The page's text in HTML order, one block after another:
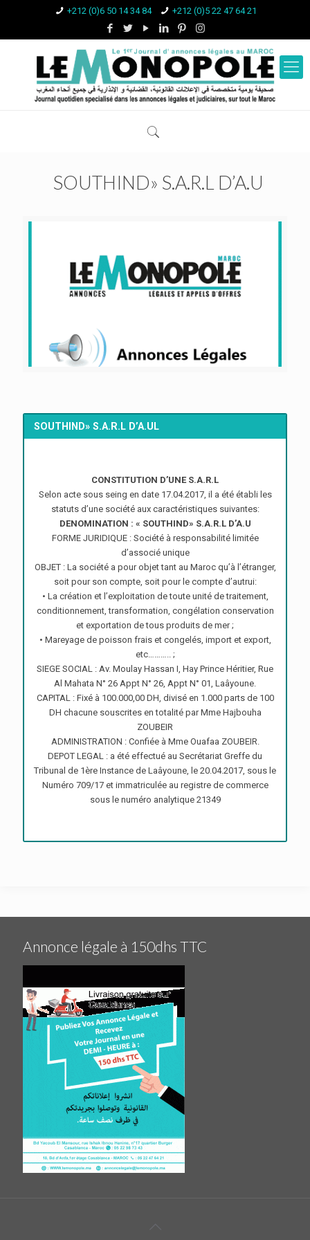
+212 (0)6 50 14 34 84 +212 (0)5 22 47 64 21
SOUTHIND» S.A.R.L D’A.U
SOUTHIND» S.A.R.L D’A.UL
CONSTITUTION D’UNE S.A.R.L
Selon acte sous seing en date 17.04.2017, il a été établi les
statuts d’une société aux caractéristiques suivantes:
DENOMINATION : « SOUTHIND» S.A.R.L D’A.U
FORME JURIDIQUE : Société à responsabilité limitée
d’associé unique
OBJET : La société a pour objet tant au Maroc qu’à l’étranger,
soit pour son compte, soit pour le compte d’autrui:
• La création et l’exploitation de toute unité de traitement,
conditionnement, transformation, congélation conservation
et exportation de tous produits de mer ;
• Mareyage de poisson frais et congelés, import et export,
etc……….. ;
SIEGE SOCIAL : Av. Moulay Hassan I, Hay Prince Héritier, Rue
Al Mahata N° 26 Appt N° 26, Appt N° 01, Laâyoune.
CAPITAL : Fixé à 100.000,00 DH, divisé en 1.000 parts de 100
DH chacune souscrites en totalité par Mme Hajbouha
ZOUBEIR
ADMINISTRATION : Confiée à Mme Ouafaa ZOUBEIR.
DEPOT LEGAL : a été effectué au Secrétariat Greffe du
Tribunal de 1ère Instance de Laâyoune, le 20.04.2017, sous le
Numéro 709/17 et immatriculée au registre de commerce
sous le numéro analytique 21349
Annonce légale à 150dhs TTC